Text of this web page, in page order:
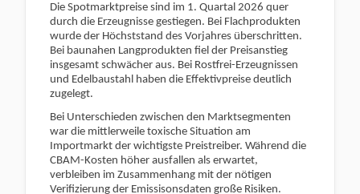
Die Spotmarktpreise sind im 1. Quartal 2026 quer
durch die Erzeugnisse gestiegen. Bei Flachprodukten
wurde der Höchststand des Vorjahres überschritten.
Bei baunahen Langprodukten fiel der Preisanstieg
insgesamt schwächer aus. Bei Rostfrei-Erzeugnissen
und Edelbaustahl haben die Effektivpreise deutlich
zugelegt.
Bei Unterschieden zwischen den Marktsegmenten
war die mittlerweile toxische Situation am
Importmarkt der wichtigste Preistreiber. Während die
CBAM-Kosten höher ausfallen als erwartet,
verbleiben im Zusammenhang mit der nötigen
Verifizierung der Emissisonsdaten große Risiken.